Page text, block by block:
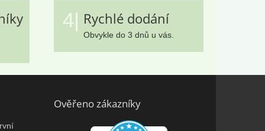
4| Rychlé dodání
Obvykle do 3 dnů u vás.
Ověřeno zákazníky